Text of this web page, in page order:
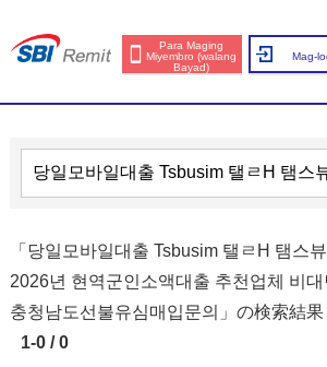
Para Maging
Miyembro (walang
Bayad)
Mag-
「당일모바일대출 Tsbusim 탤ㄹH 탬스
2026년 현역군인소액대출 추천업체 비
충청남도선불유심매입문의」の検索結果
1-0 / 0